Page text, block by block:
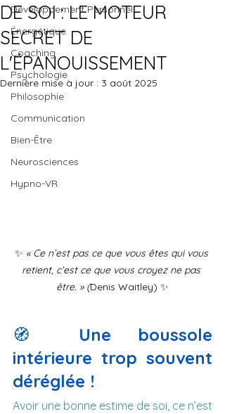
Développement Personnel
Énergétique
Coaching
Psychologie
Philosophie
Communication
Bien-Être
Neurosciences
Hypno-VR
DE SOI : LE MOTEUR
SECRET DE
L'ÉPANOUISSEMENT
Dernière mise à jour : 3 août 2025
✨ « Ce n’est pas ce que vous êtes qui vous
retient, c’est ce que vous croyez ne pas
être. » (Denis Waitley) ✨
🧭 Une boussole
intérieure trop souvent
déréglée !
Avoir une bonne estime de soi, ce n’est